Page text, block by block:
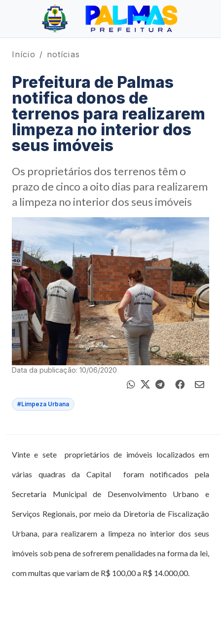
Início notícias
Prefeitura de Palmas
notifica donos de
terrenos para realizarem
limpeza no interior dos
seus imóveis
Os proprietários dos terrenos têm o
prazo de cinco a oito dias para realizarem
a limpeza no interior dos seus imóveis
Data da publicação: 10/06/2020
#Limpeza Urbana
Vinte e sete proprietários de imóveis localizados em
várias quadras da Capital foram notificados pela
Secretaria Municipal de Desenvolvimento Urbano e
Serviços Regionais, por meio da Diretoria de Fiscalização
Urbana, para realizarem a limpeza no interior dos seus
imóveis sob pena de sofrerem penalidades na forma da lei,
com multas que variam de R$ 100,00 a R$ 14.000,00.